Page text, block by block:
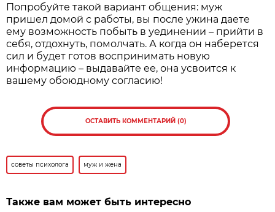
Попробуйте такой вариант общения: муж
пришел домой с работы, вы после ужина даете
ему возможность побыть в уединении – прийти в
себя, отдохнуть, помолчать. А когда он наберется
сил и будет готов воспринимать новую
информацию – выдавайте ее, она усвоится к
вашему обоюдному согласию!
ОСТАВИТЬ КОММЕНТАРИЙ (0)
советы психолога муж и жена
Также вам может быть интересно